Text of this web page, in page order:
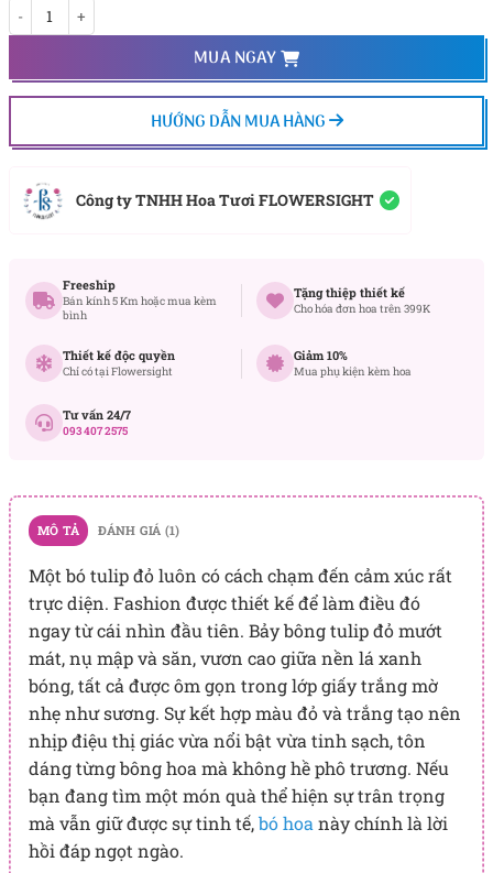
MUA NGAY
HƯỚNG DẪN MUA HÀNG
Công ty TNHH Hoa Tươi FLOWERSIGHT
Freeship
Bán kính 5 Km hoặc mua kèm
bình
Tặng thiệp thiết kế
Cho hóa đơn hoa trên 399K
Thiết kế độc quyền
Chỉ có tại Flowersight
Giảm 10%
Mua phụ kiện kèm hoa
Tư vấn 24/7
093 407 2575
MÔ TẢ ĐÁNH GIÁ (1)
Một bó tulip đỏ luôn có cách chạm đến cảm xúc rất
trực diện. Fashion được thiết kế để làm điều đó
ngay từ cái nhìn đầu tiên. Bảy bông tulip đỏ mướt
mát, nụ mập và săn, vươn cao giữa nền lá xanh
bóng, tất cả được ôm gọn trong lớp giấy trắng mờ
nhẹ như sương. Sự kết hợp màu đỏ và trắng tạo nên
nhịp điệu thị giác vừa nổi bật vừa tinh sạch, tôn
dáng từng bông hoa mà không hề phô trương. Nếu
bạn đang tìm một món quà thể hiện sự trân trọng
mà vẫn giữ được sự tinh tế,bó hoa này chính là lời
hồi đáp ngọt ngào.